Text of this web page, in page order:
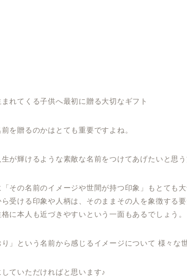
まれてくる子供へ最初に贈る大切なギフト
を贈るのかはとても重要ですよね。
が輝けるような素敵な名前をつけてあげたいと思
その名前のイメージや世間が持つ印象」もとても大
受ける印象や人柄は、そのままその人を象徴する
に本人も近づきやすいという一面もあるでしょう。
」という名前から感じるイメージについて 様々な
ていただければと思います♪